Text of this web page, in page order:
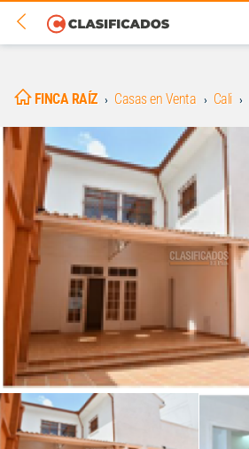
FINCA RAÍZ Casas en Venta Cali